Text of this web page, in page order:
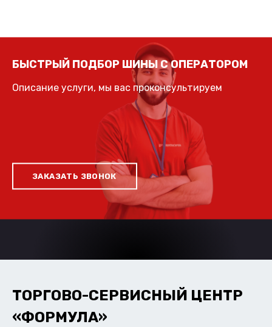
БЫСТРЫЙ ПОДБОР ШИНЫ С ОПЕРАТОРОМ
Описание услуги, мы вас проконсультируем
ЗАКАЗАТЬ ЗВОНОК
ТОРГОВО-СЕРВИСНЫЙ ЦЕНТР
«ФОРМУЛА»